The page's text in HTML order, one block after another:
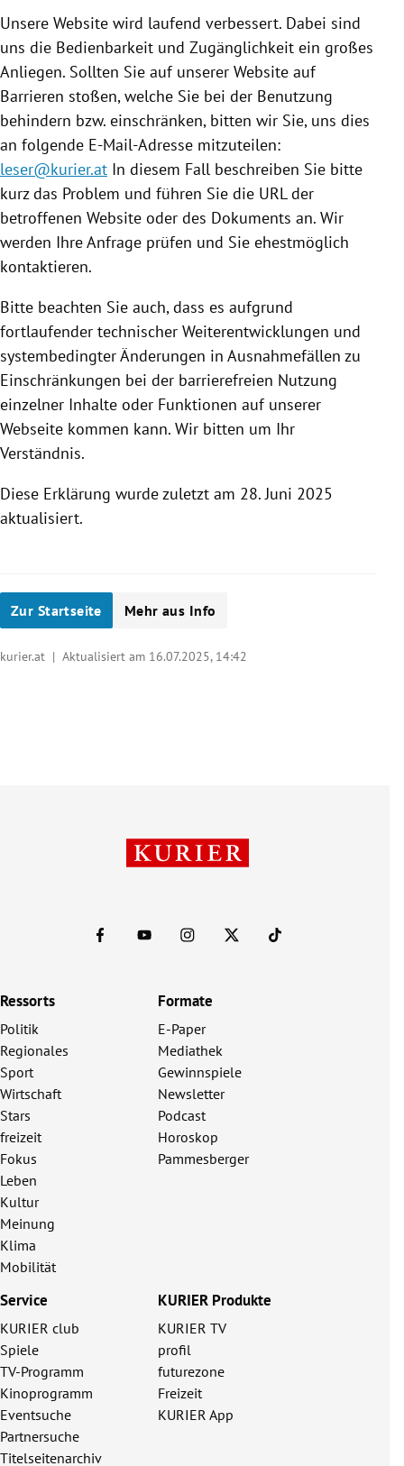
Unsere Website wird laufend verbessert. Dabei sind
uns die Bedienbarkeit und Zugänglichkeit ein großes
Anliegen. Sollten Sie auf unserer Website auf
Barrieren stoßen, welche Sie bei der Benutzung
behindern bzw. einschränken, bitten wir Sie, uns dies
an folgende E-Mail-Adresse mitzuteilen:
leser@kurier.at In diesem Fall beschreiben Sie bitte
kurz das Problem und führen Sie die URL der
betroffenen Website oder des Dokuments an. Wir
werden Ihre Anfrage prüfen und Sie ehestmöglich
kontaktieren.
Bitte beachten Sie auch, dass es aufgrund
fortlaufender technischer Weiterentwicklungen und
systembedingter Änderungen in Ausnahmefällen zu
Einschränkungen bei der barrierefreien Nutzung
einzelner Inhalte oder Funktionen auf unserer
Webseite kommen kann. Wir bitten um Ihr
Verständnis.
Diese Erklärung wurde zuletzt am 28. Juni 2025
aktualisiert.
Zur Startseite Mehr aus Info
kurier.at | Aktualisiert am 16.07.2025, 14:42
Ressorts
Politik
Regionales
Sport
Wirtschaft
Stars
freizeit
Fokus
Leben
Kultur
Meinung
Klima
Mobilität
Formate
E-Paper
Mediathek
Gewinnspiele
Newsletter
Podcast
Horoskop
Pammesberger
Service
KURIER club
Spiele
TV-Programm
Kinoprogramm
Eventsuche
Partnersuche
Titelseitenarchiv
KURIER Produkte
KURIER TV
profil
futurezone
Freizeit
KURIER App